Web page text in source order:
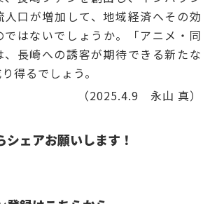
人口が増加して、地域経済へその効
ではないでしょうか。「アニメ・同
、長崎への誘客が期待できる新たな
得るでしょう。
（2025.4.9 永山 真）
シェアお願いします！